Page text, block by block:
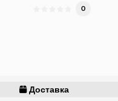
0
Доставка